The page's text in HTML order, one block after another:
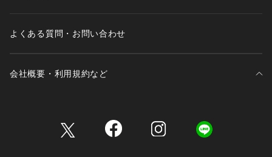
よくある質問・お問い合わせ
会社概要・利用規約など